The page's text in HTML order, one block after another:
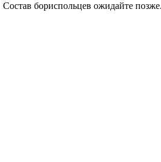
Состав бориспольцев ожидайте позже.